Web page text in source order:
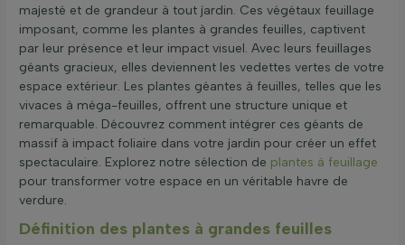
majesté et de grandeur à tout jardin. Ces végétaux feuillage
imposant, comme les plantes à grandes feuilles, captivent
par leur présence et leur impact visuel. Avec leurs feuillages
géants gracieux, elles deviennent les vedettes vertes de votre
espace extérieur. Les plantes géantes à feuilles, telles que les
vivaces à méga-feuilles, offrent une structure unique et
remarquable. Découvrez comment intégrer ces géants de
massif à impact foliaire dans votre jardin pour créer un effet
spectaculaire. Explorez notre sélection de plantes à feuillage
pour transformer votre espace en un véritable havre de
verdure.
Définition des plantes à grandes feuilles